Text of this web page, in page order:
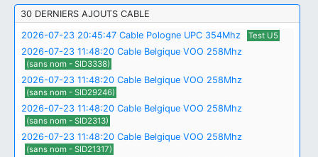
30 DERNIERS AJOUTS CABLE
2026-07-23 20:45:47 Cable Pologne UPC 354Mhz Test U5
2026-07-23 11:48:20 Cable Belgique VOO 258Mhz
(sans nom - SID3338)
2026-07-23 11:48:20 Cable Belgique VOO 258Mhz
(sans nom - SID29246)
2026-07-23 11:48:20 Cable Belgique VOO 258Mhz
(sans nom - SID2313)
2026-07-23 11:48:20 Cable Belgique VOO 258Mhz
(sans nom - SID21317)